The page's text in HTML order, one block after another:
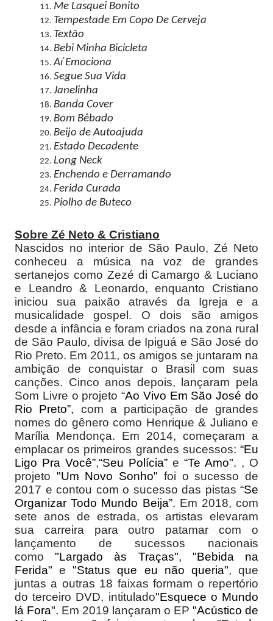
Me Lasquei Bonito
Tempestade Em Copo De Cerveja
Textão
Bebi Minha Bicicleta
Aí Emociona
Segue Sua Vida
Janelinha
Banda Cover
Bom Bêbado
Beijo de Autoajuda
Estado Decadente
Long Neck
Enchendo e Derramando
Ferida Curada
Piolho de Buteco
Sobre Zé Neto & Cristiano
Nascidos no interior de São Paulo, Zé Neto
conheceu a música na voz de grandes
sertanejos como Zezé di Camargo & Luciano
e Leandro & Leonardo, enquanto Cristiano
iniciou sua paixão através da Igreja e a
musicalidade gospel. O dois são amigos
desde a infância e foram criados na zona rural
de São Paulo, divisa de Ipiguá e São José do
Rio Preto. Em 2011, os amigos se juntaram na
ambição de conquistar o Brasil com suas
canções. Cinco anos depois, lançaram pela
Som Livre o projeto“Ao Vivo Em São José do
Rio Preto”, com a participação de grandes
nomes do gênero como Henrique & Juliano e
Marília Mendonça. Em 2014, começaram a
emplacar os primeiros grandes sucessos: “Eu
Ligo Pra Você”,“Seu Polícia” e “Te Amo". , O
projeto "Um Novo Sonho" foi o sucesso de
2017 e contou com o sucesso das pistas “Se
Organizar Todo Mundo Beija”. Em 2018, com
sete anos de estrada, os artistas elevaram
sua carreira para outro patamar com o
lançamento de sucessos nacionais
como"Largado às Traças",
"Bebida na
Ferida" e"Status que eu não queria", que
juntas a outras 18 faixas formam o repertório
do terceiro DVD, intitulado"Esquece o Mundo
lá Fora". Em 2019 lançaram o EP "Acústico de